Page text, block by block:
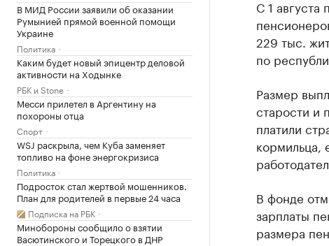
В МИД России заявили об оказании
Румынией прямой военной помощи
Украине
Политика
Каким будет новый эпицентр деловой
активности на Ходынке
РБК и Stone
Месси прилетел в Аргентину на
похороны отца
Спорт
WSJ раскрыла, чем Куба заменяет
топливо на фоне энергокризиса
Политика
Подросток стал жертвой мошенников.
План для родителей в первые 24 часа
Подписка на РБК
Минобороны сообщило о взятии
Васютинского и Торецкого в ДНР
С 1 августа
229 тыс.
по
Размер
старости и
платили
кормильца,
В фонде
зарплаты
размера